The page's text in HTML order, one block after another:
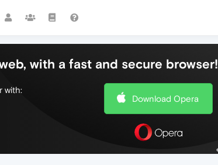
with a fast and secure browser!
with:
Download Opera